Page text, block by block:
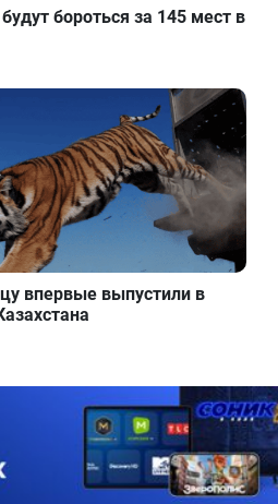
бороться за 145 мест в
впервые выпустили в